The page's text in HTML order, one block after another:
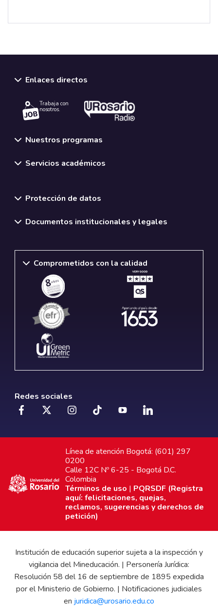
Enlaces directos
Trabaja con
nosotros.
Nuestros programas
Servicios académicos
Protección de datos
Documentos institucionales y legales
Comprometidos con la calidad
Redes sociales
Línea de atención Bogotá: (601) 297
0200
Calle 12C Nº 6-25 - Bogotá D.C.
Colombia
Términos de uso | PQRSDF (Registra
aquí: felicitaciones, quejas,
reclamos, sugerencias y derechos de
petición)
Institución de educación superior sujeta a la inspección y
vigilancia del Mineducación. | Personería Jurídica:
Resolución 58 del 16 de septiembre de 1895 expedida
por el Ministerio de Gobierno. | Notificaciones judiciales
en juridica@urosario.edu.co